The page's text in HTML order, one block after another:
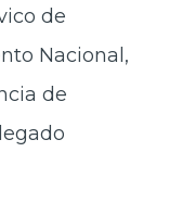
de
Nacional,
de